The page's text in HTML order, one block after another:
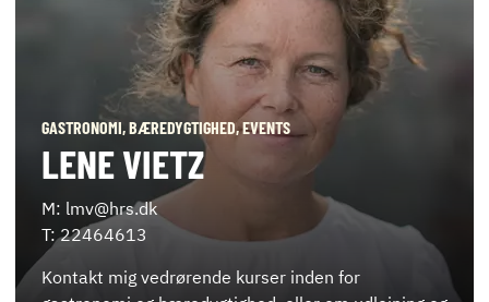
GASTRONOMI, BÆREDYGTIGHED, EVENTS
LENE VIETZ
M: lmv@hrs.dk
T: 22464613
Kontakt mig vedrørende kurser inden for